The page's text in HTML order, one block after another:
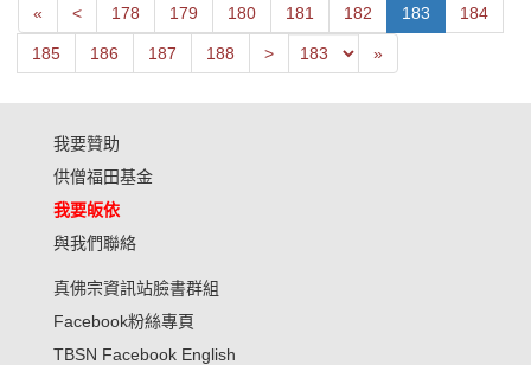
« First<Next178 179 180 181 182 183 184
185 186 187 188 >Previous »Last
我要贊助
供僧福田基金
我要皈依
與我們聯絡
真佛宗資訊站臉書群組
Facebook粉絲專頁
TBSN Facebook English